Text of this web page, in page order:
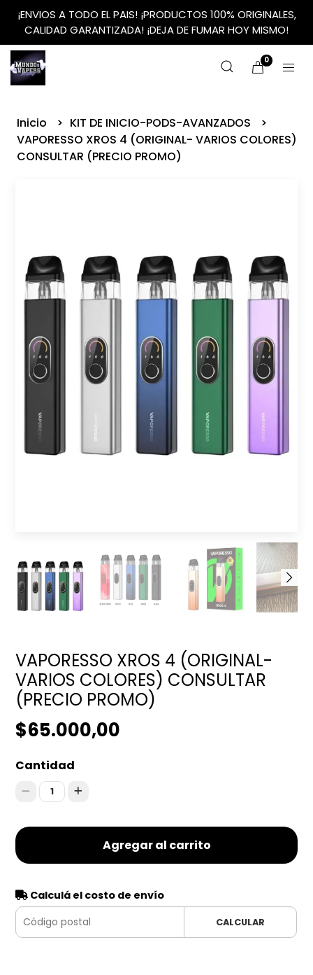
¡ENVIOS A TODO EL PAIS! ¡PRODUCTOS 100% ORIGINALES,
CALIDAD GARANTIZADA! ¡DEJA DE FUMAR HOY MISMO!
0
Inicio
KIT DE INICIO-PODS-AVANZADOS
VAPORESSO XROS 4 (ORIGINAL- VARIOS COLORES)
CONSULTAR (PRECIO PROMO)
VAPORESSO XROS 4 (ORIGINAL-
VARIOS COLORES) CONSULTAR
(PRECIO PROMO)
$65.000,00
Cantidad
1
Agregar al carrito
Calculá el costo de envío
CALCULAR